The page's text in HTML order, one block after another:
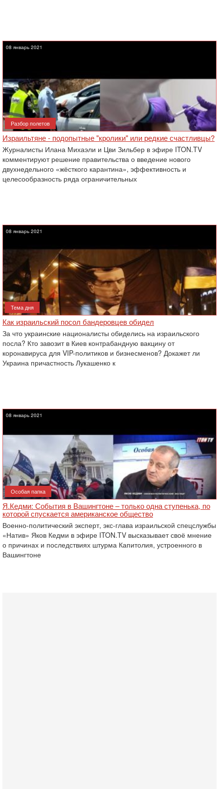
08 январь 2021
Разбор полетов
Израильтяне - подопытные "кролики" или редкие счастливцы?
Журналисты Илана Михаэли и Цви Зильбер в эфире ITON.TV
комментируют решение правительства о введение нового
двухнедельного «жёсткого карантина», эффективность и
целесообразность ряда ограничительных
08 январь 2021
Тема дня
Как израильский посол бандеровцев обидел
За что украинские националисты обиделись на израильского
посла? Кто завозит в Киев контрабандную вакцину от
коронавируса для VIP-политиков и бизнесменов? Докажет ли
Украина причастность Лукашенко к
08 январь 2021
Особая папка
Я.Кедми: События в Вашингтоне – только одна ступенька, по
которой спускается американское общество
Военно-политический эксперт, экс-глава израильской спецслужбы
«Натив» Яков Кедми в эфире ITON.TV высказывает своё мнение
о причинах и последствиях штурма Капитолия, устроенного в
Вашингтоне